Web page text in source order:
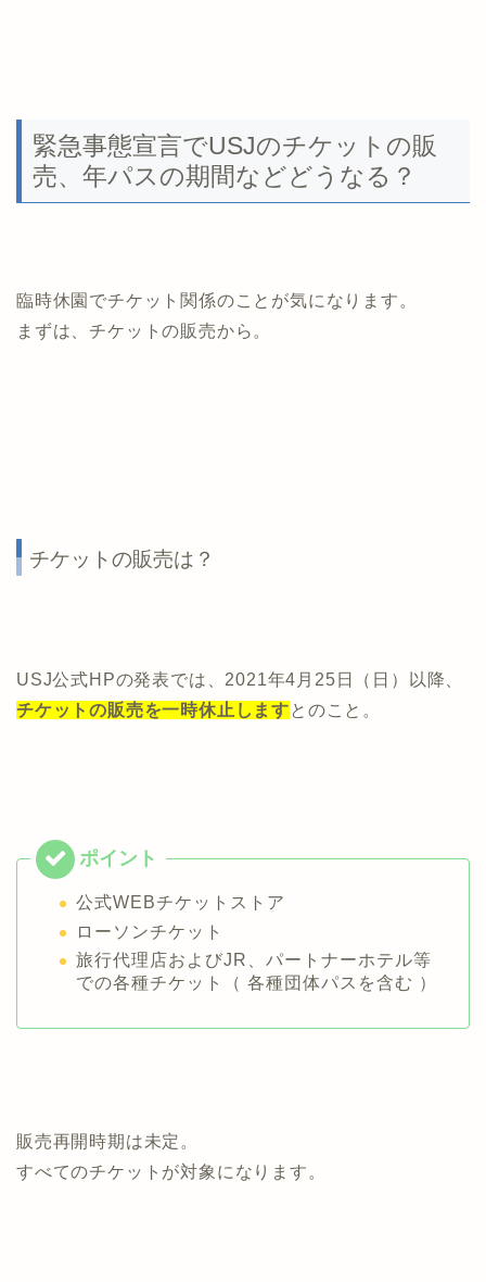
緊急事態宣言でUSJのチケットの販
売、年パスの期間などどうなる？
臨時休園でチケット関係のことが気になります。
まずは、チケットの販売から。
チケットの販売は？
USJ公式HPの発表では、2021年4月25日（日）以降、
チケットの販売を一時休止しますとのこと。
公式WEBチケットストア
ローソンチケット
旅行代理店およびJR、パートナーホテル等
での各種チケット（ 各種団体パスを含む ）
販売再開時期は未定。
すべてのチケットが対象になります。